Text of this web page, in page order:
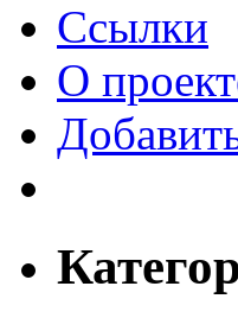
Ссылки
О